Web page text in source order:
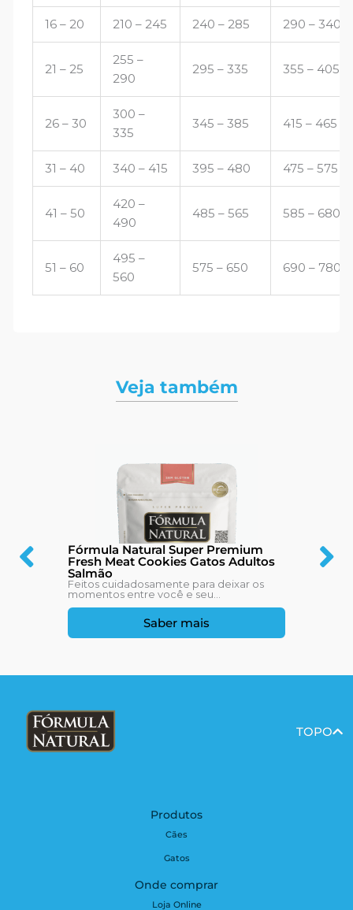
16 – 20 210 – 245 240 – 285 290 – 340
21 – 25
255 –
290
295 – 335 355 – 405
26 – 30
300 –
335
345 – 385 415 – 465
31 – 40 340 – 415 395 – 480 475 – 575
41 – 50
420 –
490
485 – 565 585 – 680
51 – 60
495 –
560
575 – 650 690 – 780
Veja também
Fórmula Natural Super Premium
Fresh Meat Cookies Gatos Adultos
Salmão
Feitos cuidadosamente para deixar os
momentos entre você e seu...
Saber mais
TOPO
Produtos
Cães
Gatos
Onde comprar
Loja Online